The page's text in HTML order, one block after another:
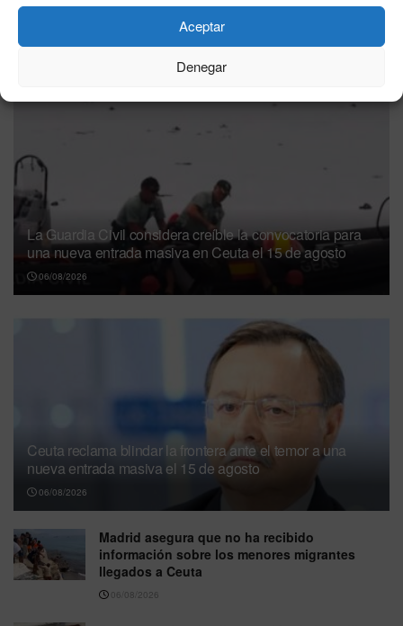
Aceptar
Denegar
La Guardia Civil considera creíble la convocatoria para
una nueva entrada masiva en Ceuta el 15 de agosto
06/08/2026
Ceuta reclama blindar la frontera ante el temor a una
nueva entrada masiva el 15 de agosto
06/08/2026
Madrid asegura que no ha recibido
información sobre los menores migrantes
llegados a Ceuta
06/08/2026